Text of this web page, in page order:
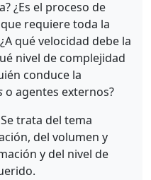
¿Es el proceso de
requiere toda la
qué velocidad debe la
nivel de complejidad
conduce la
o agentes externos?
trata del tema
del volumen y
y del nivel de